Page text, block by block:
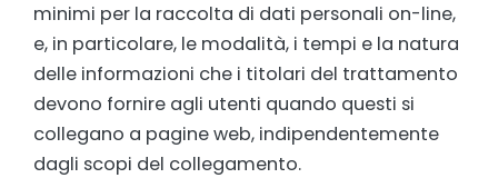
minimi per la raccolta di dati personali on-line,
e, in particolare, le modalità, i tempi e la natura
delle informazioni che i titolari del trattamento
devono fornire agli utenti quando questi si
collegano a pagine web, indipendentemente
dagli scopi del collegamento.